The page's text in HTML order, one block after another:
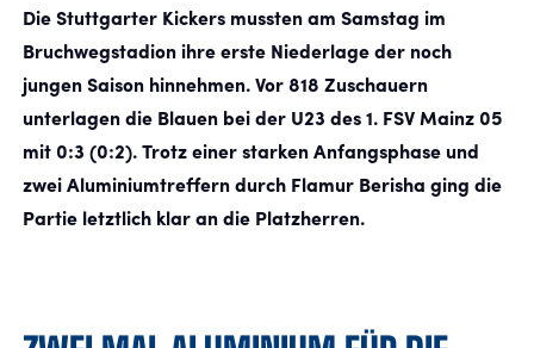
KONTAKT
Präsentiert von
Die Stuttgarter Kickers mussten am Samstag im
Bruchwegstadion ihre erste Niederlage der noch
jungen Saison hinnehmen. Vor 818 Zuschauern
unterlagen die Blauen bei der U23 des 1. FSV Mainz 05
mit 0:3 (0:2). Trotz einer starken Anfangsphase und
zwei Aluminiumtreffern durch Flamur Berisha ging die
Partie letztlich klar an die Platzherren.